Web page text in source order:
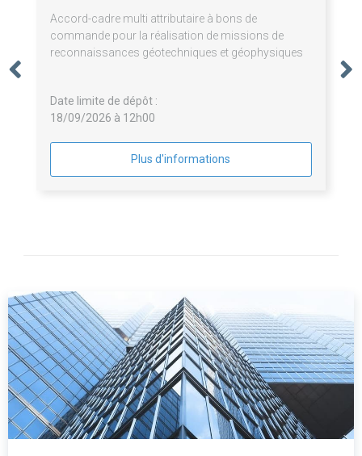
Accord-cadre multi attributaire à bons de
commande pour la réalisation de missions de
reconnaissances géotechniques et géophysiques
Date limite de dépôt :
18/09/2026 à 12h00
Plus d'informations